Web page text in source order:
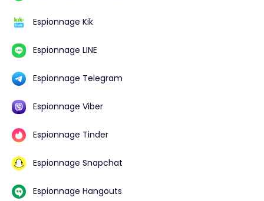
Espionnage Kik
Espionnage LINE
Espionnage Telegram
Espionnage Viber
Espionnage Tinder
Espionnage Snapchat
Espionnage Hangouts